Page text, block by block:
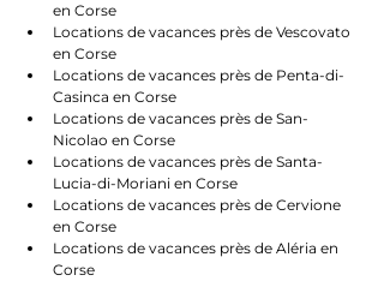
en Corse
Locations de vacances près de Vescovato
en Corse
Locations de vacances près de Penta-di-
Casinca en Corse
Locations de vacances près de San-
Nicolao en Corse
Locations de vacances près de Santa-
Lucia-di-Moriani en Corse
Locations de vacances près de Cervione
en Corse
Locations de vacances près de Aléria en
Corse